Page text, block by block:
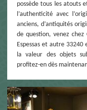
possède tous les atouts
l’authenticité avec
anciens, d’antiquités
de question, venez
Espessas et autre 33240
la valeur des objets
profitez-en dès